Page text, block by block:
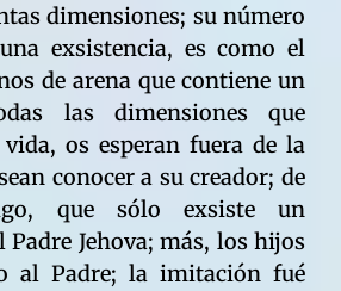
dimensiones; su número
exsistencia, es como el
de arena que contiene un
las dimensiones que
os esperan fuera de la
conocer a su creador; de
que sólo exsiste un
Padre Jehova; más, los hijos
al Padre; la imitación fué